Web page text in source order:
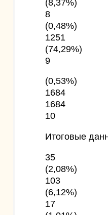
8
(0,48%)
1251
(74,29%)
9
(0,53%)
1684
1684
10
Итоговые
35
(2,08%)
103
(6,12%)
17